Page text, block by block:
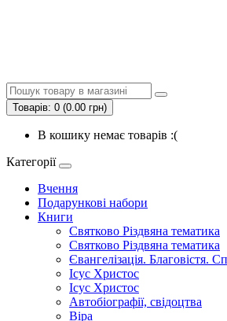
Товарів: 0 (0.00 грн)
В кошику немає товарів :(
Категорії
Вчення
Подарункові набори
Книги
Святково Різдвяна тематика
Святково Різдвяна тематика
Євангелізація. Благовістя.
Ісус Христос
Ісус Христос
Автобіографії, свідоцтва
Віра